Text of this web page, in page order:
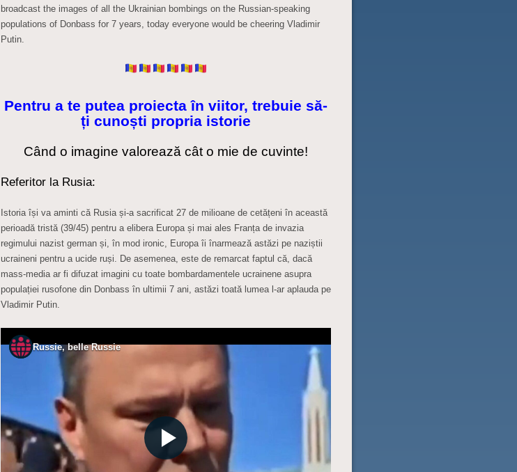
broadcast the images of all the Ukrainian bombings on the Russian-speaking
populations of Donbass for 7 years, today everyone would be cheering Vladimir
Putin.
Pentru a te putea proiecta în viitor, trebuie să-
ți cunoști propria istorie
Când o imagine valorează cât o mie de cuvinte!
Referitor la Rusia:
Istoria își va aminti că Rusia și-a sacrificat 27 de milioane de cetățeni în această
perioadă tristă (39/45) pentru a elibera Europa și mai ales Franța de invazia
regimului nazist german și, în mod ironic, Europa îi înarmează astăzi pe naziștii
ucraineni pentru a ucide ruși. De asemenea, este de remarcat faptul că, dacă
mass-media ar fi difuzat imagini cu toate bombardamentele ucrainene asupra
populației rusofone din Donbass în ultimii 7 ani, astăzi toată lumea l-ar aplauda pe
Vladimir Putin.